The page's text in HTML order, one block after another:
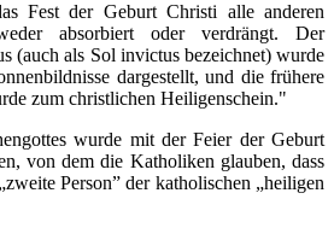
Fest der Geburt Christi alle anderen
absorbiert oder verdrängt. Der
(auch als Sol invictus bezeichnet) wurde
dargestellt, und die frühere
zum christlichen Heiligenschein."
wurde mit der Feier der Geburt
von dem die Katholiken glauben, dass
Person” der katholischen „heiligen